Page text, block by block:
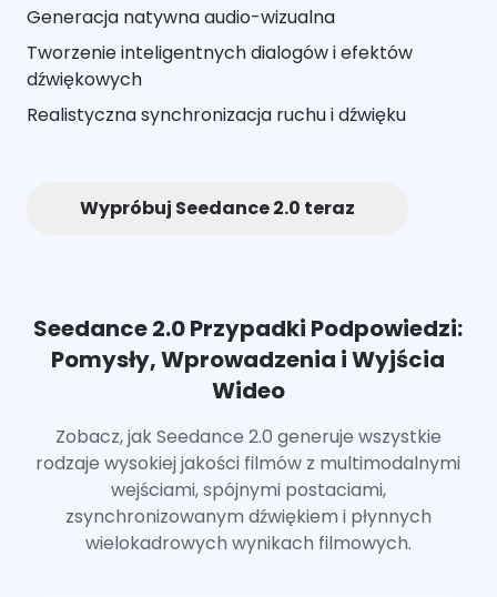
Generacja natywna audio-wizualna
Tworzenie inteligentnych dialogów i efektów
dźwiękowych
Realistyczna synchronizacja ruchu i dźwięku
Wypróbuj Seedance 2.0 teraz
Seedance 2.0 Przypadki Podpowiedzi:
Pomysły, Wprowadzenia i Wyjścia
Wideo
Zobacz, jak Seedance 2.0 generuje wszystkie
rodzaje wysokiej jakości filmów z multimodalnymi
wejściami, spójnymi postaciami,
zsynchronizowanym dźwiękiem i płynnych
wielokadrowych wynikach filmowych.